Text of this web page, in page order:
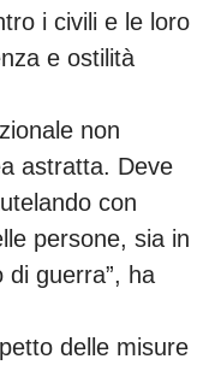
i civili e le loro
e ostilità
non
astratta. Deve
con
persone, sia in
guerra”, ha
delle misure